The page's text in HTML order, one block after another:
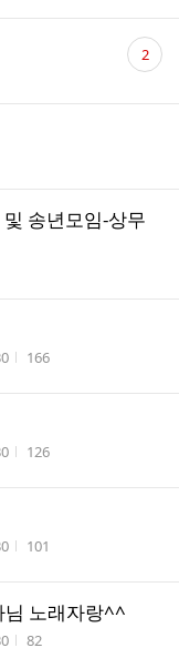
댓
글 2
송년모임-상무
조회수
166
조회수
126
조회수
101
님 노래자랑^^
조회수
82